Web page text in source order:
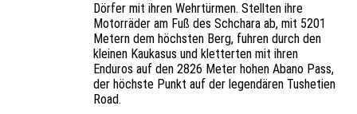
Dörfer mit ihren Wehrtürmen. Stellten ihre
Motorräder am Fuß des Schchara ab, mit 5201
Metern dem höchsten Berg, fuhren durch den
kleinen Kaukasus und kletterten mit ihren
Enduros auf den 2826 Meter hohen Abano Pass,
der höchste Punkt auf der legendären Tushetien
Road.